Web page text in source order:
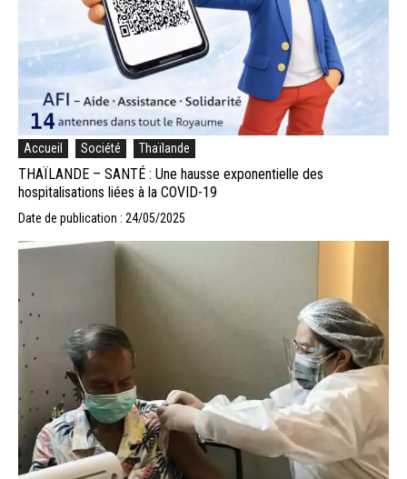
Accueil Société Thaïlande
THAÏLANDE – SANTÉ : Une hausse exponentielle des
hospitalisations liées à la COVID-19
Date de publication : 24/05/2025